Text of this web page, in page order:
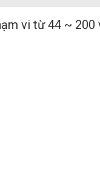
vi từ 44 ~ 200